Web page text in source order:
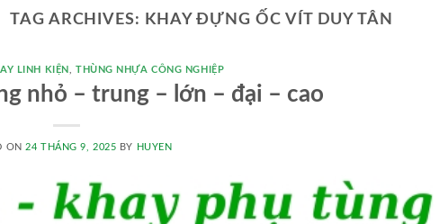
TAG ARCHIVES: KHAY ĐỰNG ỐC VÍT DUY TÂN
LINH KIỆN THÙNG NHỰA CÔNG NGHIỆP
nhỏ – trung – lớn – đại – cao
ON24 THÁNG 9, 2025 BY HUYEN